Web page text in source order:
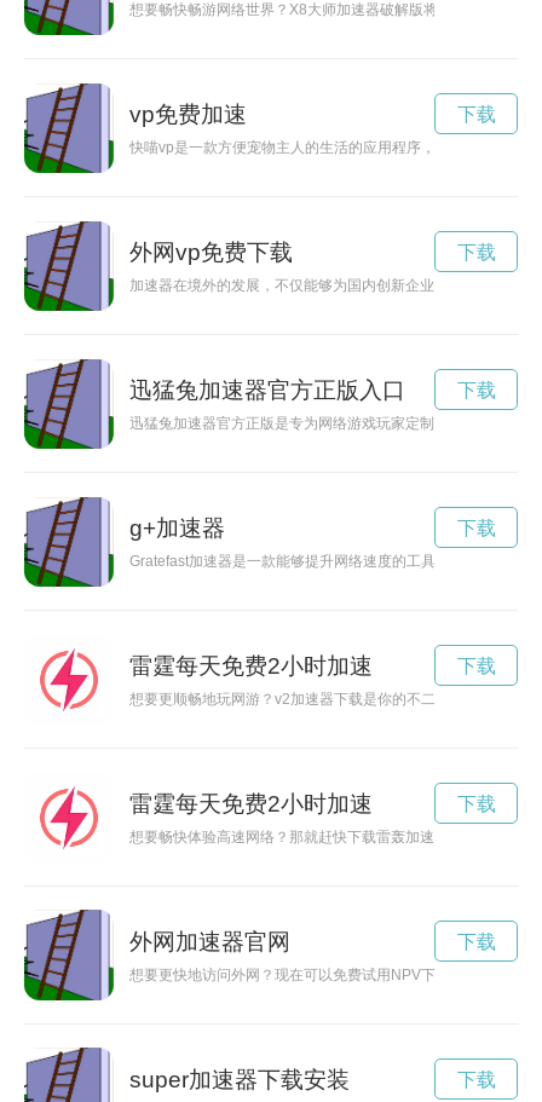
想要畅快畅游网络世界？X8大师加速器破解版将为您提供更稳
vp免费加速
快喵vp是一款方便宠物主人的生活的应用程序，通过这个应用
下载
外网vp免费下载
加速器在境外的发展，不仅能够为国内创新企业提供更广阔的
下载
迅猛兔加速器官方正版入口
迅猛兔加速器官方正版是专为网络游戏玩家定制的高效加速工
下载
g+加速器
Gratefast加速器是一款能够提升网络速度的工具，通过优化网
下载
雷霆每天免费2小时加速
想要更顺畅地玩网游？v2加速器下载是你的不二选择！快速稳
下载
雷霆每天免费2小时加速
想要畅快体验高速网络？那就赶快下载雷轰加速器安卓版吧！
下载
外网加速器官网
想要更快地访问外网？现在可以免费试用NPV下载外网加速服
下载
super加速器下载安装 下载